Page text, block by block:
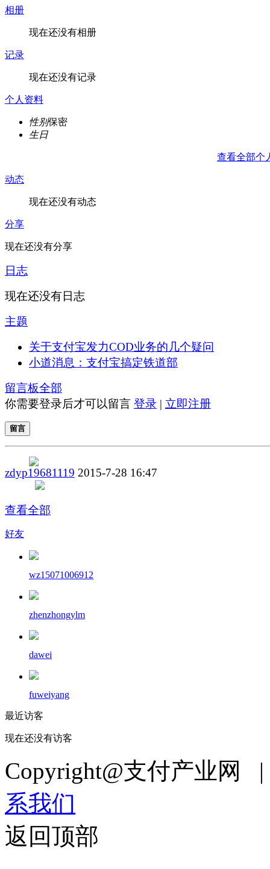
相册
现在还没有相册
记录
现在还没有记录
个人资料
性别保密
生日
查看全部个
动态
现在还没有动态
分享
现在还没有分享
日志
现在还没有日志
主题
关于支付宝发力COD业务的几个疑问
小道消息：支付宝搞定铁道部
留言板全部
你需要登录后才可以留言 登录 | 立即注册
留言
zdyp19681119 2015-7-28 16:47
查看全部
好友
wz15071006912
zhenzhongylm
dawei
fuweiyang
最近访客
现在还没有访客
Copyright@支付产业
系我们
返回顶部